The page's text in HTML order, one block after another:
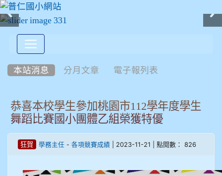
本站消息 分月文章 電子報列表
恭喜本校學生參加桃園市112學年度學生
舞蹈比賽國小團體乙組榮獲特優
狂賀 學務主任- 各項競賽成績| 2023-11-21 | 點閱數： 826